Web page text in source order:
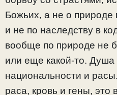
Божьих, а не о природе
и не по наследству в
вообще по природе не
или еще какой-то. Душа
национальности и
раса, кровь и гены, это